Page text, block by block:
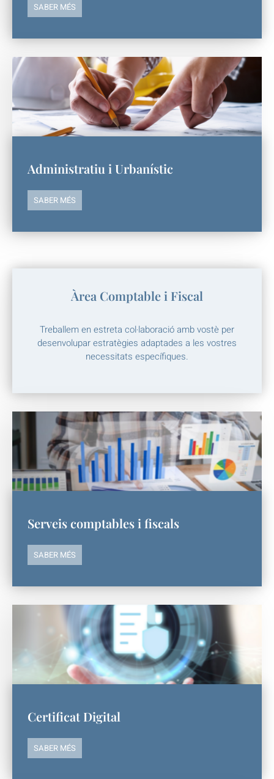
SABER MÉS
Administratiu i Urbanístic
SABER MÉS
Àrea Comptable i Fiscal
Treballem en estreta col·laboració amb vostè per
desenvolupar estratègies adaptades a les vostres
necessitats específiques.
Serveis comptables i fiscals
SABER MÉS
Certificat Digital
SABER MÉS